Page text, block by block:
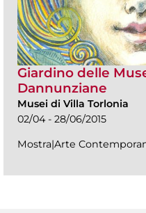
Giardino delle
Dannunziane
Musei di Villa Torlonia
02/04 - 28/06/2015
Mostra|Arte